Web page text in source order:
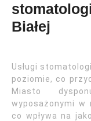
Białej
Usługi
poziomie, co
Miasto
wyposażonymi w
co wpływa na